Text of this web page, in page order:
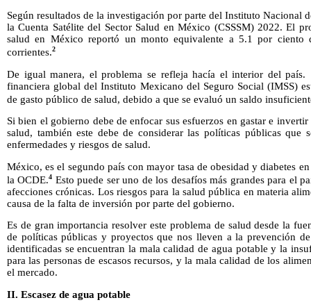
Según resultados de la investigación por parte del Instituto Nacional
la Cuenta Satélite del Sector Salud en México (CSSSM) 2022. El
salud en México reportó un monto equivalente a 5.1 por ciento
corrientes.2
De igual manera, el problema se refleja hacía el interior del país.
financiera global del Instituto Mexicano del Seguro Social (IMSS)
de gasto público de salud, debido a que se evaluó un saldo
Si bien el gobierno debe de enfocar sus esfuerzos en gastar e
salud, también este debe de considerar las políticas públicas que
enfermedades y riesgos de salud.
México, es el segundo país con mayor tasa de obesidad y diabetes
la OCDE.4 Esto puede ser uno de los desafíos más grandes para el
afecciones crónicas. Los riesgos para la salud pública en materia
causa de la falta de inversión por parte del gobierno.
Es de gran importancia resolver este problema de salud desde la
de políticas públicas y proyectos que nos lleven a la prevención
identificadas se encuentran la mala calidad de agua potable y la
para las personas de escasos recursos, y la mala calidad de los
el mercado.
II. Escasez de agua potable